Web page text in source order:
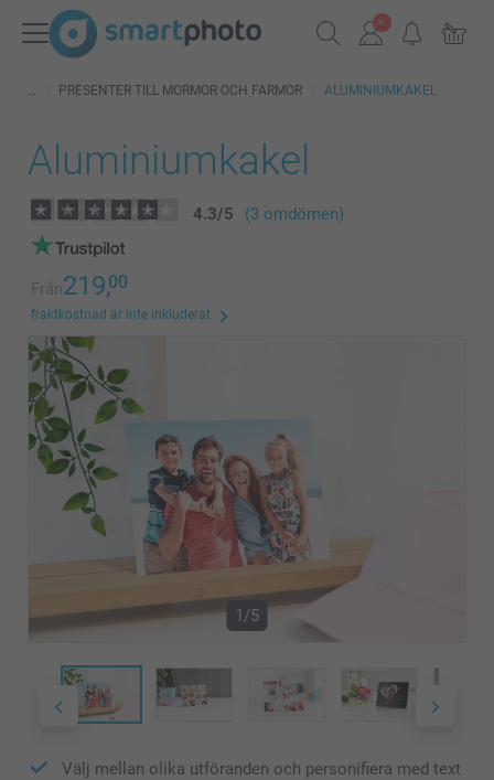
PRESENTER TILL MORMOR OCH FARMOR ALUMINIUMKAKEL
Aluminiumkakel
4.3/5 (3 omdömen)
Från219,00
fraktkostnad är inte inkluderat
1/5
Välj mellan olika utföranden och personifiera med text